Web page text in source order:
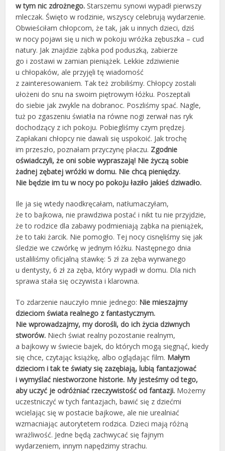
w tym nic zdrożnego. Starszemu synowi wypadł pierwszy
mleczak. Święto w rodzinie, wszyscy celebrują wydarzenie.
Obwieściłam chłopcom, że tak, jak u innych dzieci, dziś
w nocy pojawi się u nich w pokoju wróżka zębuszka – cud
natury. Jak znajdzie ząbka pod poduszką, zabierze
go i zostawi w zamian pieniążek. Lekkie zdziwienie
u chłopaków, ale przyjęli tę wiadomość
z zainteresowaniem. Tak też zrobiliśmy. Chłopcy zostali
ułożeni do snu na swoim piętrowym łóżku. Poszeptali
do siebie jak zwykle na dobranoc. Poszliśmy spać. Nagle,
tuż po zgaszeniu światła na równe nogi zerwał nas ryk
dochodzący z ich pokoju. Pobiegliśmy czym prędzej.
Zapłakani chłopcy nie dawali się uspokoić. Jak trochę
im przeszło, poznałam przyczynę płaczu. Zgodnie
oświadczyli, że oni sobie wypraszają! Nie życzą sobie
żadnej zębatej wróżki w domu. Nie chcą pieniędzy.
Nie będzie im tu w nocy po pokoju łaziło jakieś dziwadło.
Ile ja się wtedy naodkręcałam, natłumaczyłam,
że to bajkowa, nie prawdziwa postać i nikt tu nie przyjdzie,
że to rodzice dla zabawy podmieniają ząbka na pieniążek,
że to taki żarcik. Nie pomogło. Tej nocy cisnęliśmy się jak
śledzie we czwórkę w jednym łóżku. Następnego dnia
ustaliliśmy oficjalną stawkę: 5 zł za zęba wyrwanego
u dentysty, 6 zł za zęba, który wypadł w domu. Dla nich
sprawa stała się oczywista i klarowna.
To zdarzenie nauczyło mnie jednego: Nie mieszajmy
dzieciom świata realnego z fantastycznym.
Nie wprowadzajmy, my dorośli, do ich życia dziwnych
stworów. Niech świat realny pozostanie realnym,
a bajkowy w świecie bajek, do których mogą sięgnąć, kiedy
się chce, czytając książkę, albo oglądając film. Małym
dzieciom i tak te światy się zazębiają, lubią fantazjować
i wymyślać niestworzone historie. My jesteśmy od tego,
aby uczyć je odróżniać rzeczywistość od fantazji. Możemy
uczestniczyć w tych fantazjach, bawić się z dziećmi
wcielając się w postacie bajkowe, ale nie urealniać
wzmacniając autorytetem rodzica. Dzieci mają różną
wrażliwość. Jedne będą zachwycać się fajnym
wydarzeniem, innym napędzimy strachu.